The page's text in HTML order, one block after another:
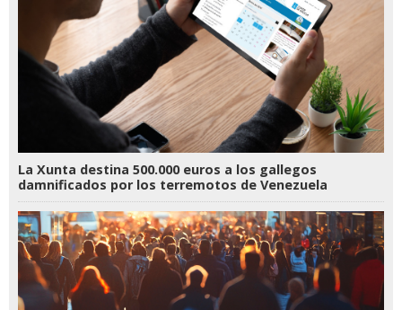
La Xunta destina 500.000 euros a los gallegos
damnificados por los terremotos de Venezuela